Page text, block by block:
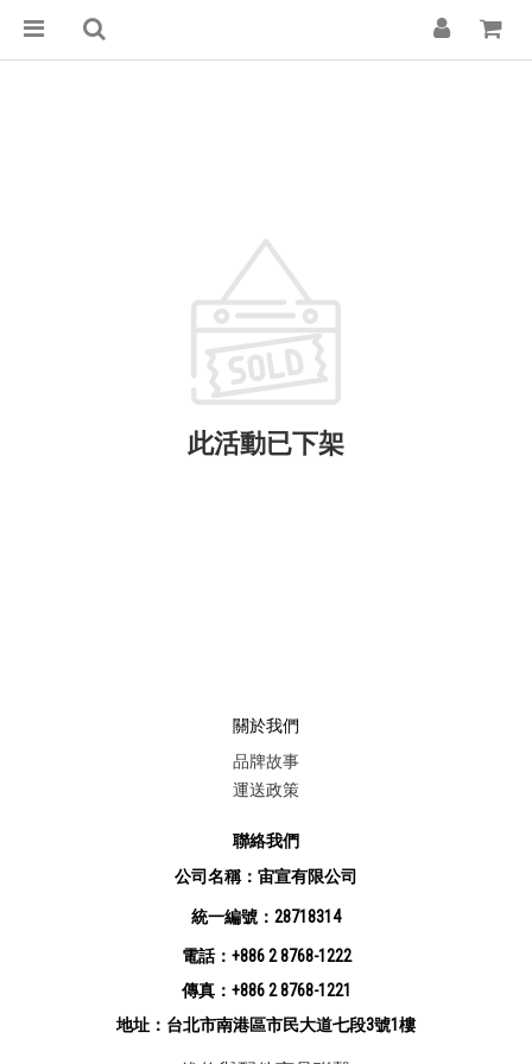
此活動已下架
關於我們
品牌故事
運送政策
聯絡我們
公司名稱：宙宣有限公司
統一編號：28718314
電話：+886 2 8768-1222
傳真：+886 2 8768-1221
地址：台北市南港區市民大道七段3號1樓